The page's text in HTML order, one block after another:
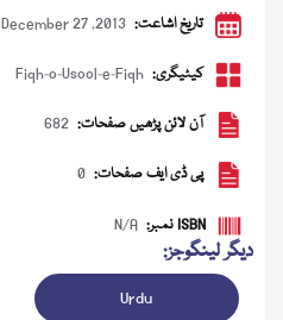
تاریخ اشاعت: December 27 ,2013
کیٹیگری: Fiqh-o-Usool-e-Fiqh
آن لائن پڑھیں صفحات: 682
پی ڈی ایف صفحات: 0
ISBN نمبر: N/A
دیگر لینگوجز:
Urdu